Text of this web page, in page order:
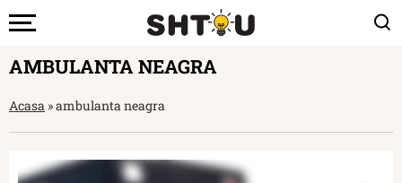
AMBULANTA NEAGRA
Acasa »ambulanta neagra